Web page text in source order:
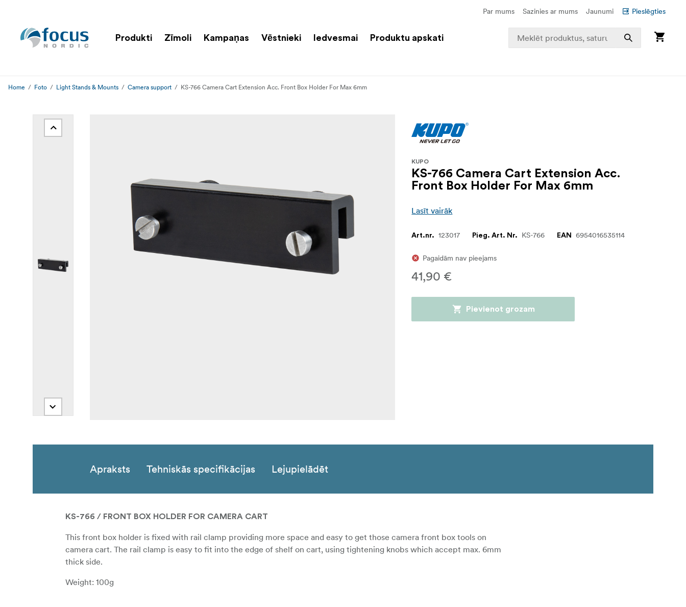
Par mums Sazinies ar mums Jaunumi Pieslēgties
Produkti Zīmoli Kampaņas Vēstnieki Iedvesmai Produktu apskati
Home Foto Light Stands & Mounts Camera support KS-766 Camera Cart Extension Acc. Front Box Holder For Max 6mm
KUPO
KS-766 Camera Cart Extension Acc.
Front Box Holder For Max 6mm
Lasīt vairāk
Art.nr. 123017 Pieg. Art. Nr. KS-766 EAN 6954016535114
Pagaidām nav pieejams
41,90 €
Pievienot grozam
Apraksts Tehniskās specifikācijas Lejupielādēt
KS-766 / FRONT BOX HOLDER FOR CAMERA CART
This front box holder is fixed with rail clamp providing more space and easy to get those camera front box tools on
camera cart. The rail clamp is easy to fit into the edge of shelf on cart, using tightening knobs which accept max. 6mm
thick side.
Weight: 100g